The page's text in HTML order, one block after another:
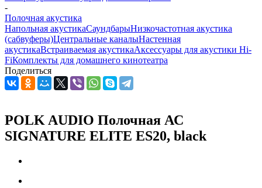
-
Полочная акустика
Напольная акустикаСаундбарыНизкочастотная акустика
(сабвуферы)Центральные каналыНастенная
акустикаВстраиваемая акустикаАксессуары для акустики Hi-
FiКомплекты для домашнего кинотеатра
Поделиться
POLK AUDIO Полочная АС
SIGNATURE ELITE ES20, black